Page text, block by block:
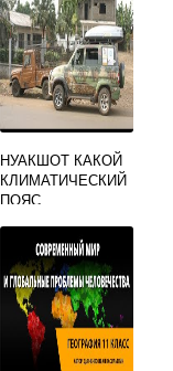
НУАКШОТ КАКОЙ
КЛИМАТИЧЕСКИЙ
ПОЯС